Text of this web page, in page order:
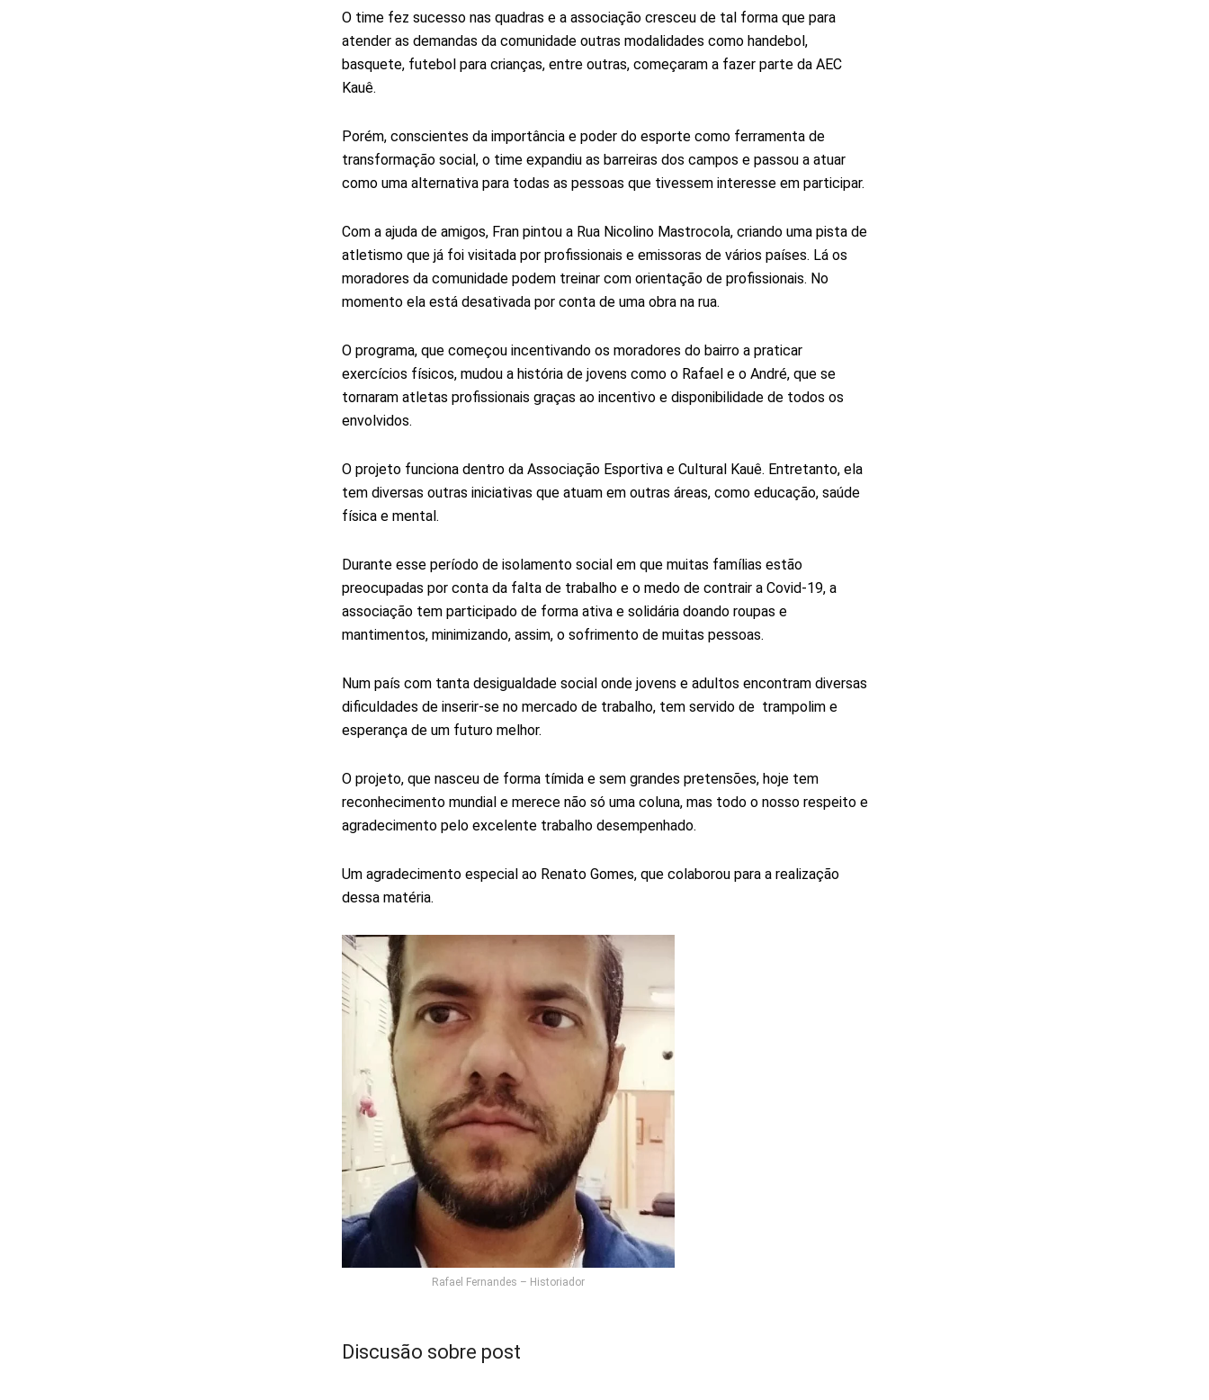
O time fez sucesso nas quadras e a associação cresceu de tal forma que para
atender as demandas da comunidade outras modalidades como handebol,
basquete, futebol para crianças, entre outras, começaram a fazer parte da AEC
Kauê.
Porém, conscientes da importância e poder do esporte como ferramenta de
transformação social, o time expandiu as barreiras dos campos e passou a atuar
como uma alternativa para todas as pessoas que tivessem interesse em participar.
Com a ajuda de amigos, Fran pintou a Rua Nicolino Mastrocola, criando uma pista de
atletismo que já foi visitada por profissionais e emissoras de vários países. Lá os
moradores da comunidade podem treinar com orientação de profissionais. No
momento ela está desativada por conta de uma obra na rua.
O programa, que começou incentivando os moradores do bairro a praticar
exercícios físicos, mudou a história de jovens como o Rafael e o André, que se
tornaram atletas profissionais graças ao incentivo e disponibilidade de todos os
envolvidos.
O projeto funciona dentro da Associação Esportiva e Cultural Kauê. Entretanto, ela
tem diversas outras iniciativas que atuam em outras áreas, como educação, saúde
física e mental.
Durante esse período de isolamento social em que muitas famílias estão
preocupadas por conta da falta de trabalho e o medo de contrair a Covid-19, a
associação tem participado de forma ativa e solidária doando roupas e
mantimentos, minimizando, assim, o sofrimento de muitas pessoas.
Num país com tanta desigualdade social onde jovens e adultos encontram diversas
dificuldades de inserir-se no mercado de trabalho, tem servido de trampolim e
esperança de um futuro melhor.
O projeto, que nasceu de forma tímida e sem grandes pretensões, hoje tem
reconhecimento mundial e merece não só uma coluna, mas todo o nosso respeito e
agradecimento pelo excelente trabalho desempenhado.
Um agradecimento especial ao Renato Gomes, que colaborou para a realização
dessa matéria.
Rafael Fernandes – Historiador
Discusão sobre post